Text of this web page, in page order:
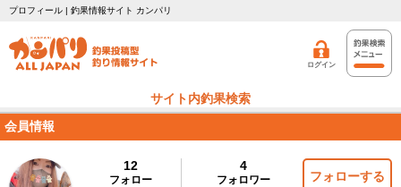
プロフィール | 釣果情報サイト カンパリ
ログイン
サイト内釣果検索
会員情報
12
フォロー
4
フォロワー フォローする